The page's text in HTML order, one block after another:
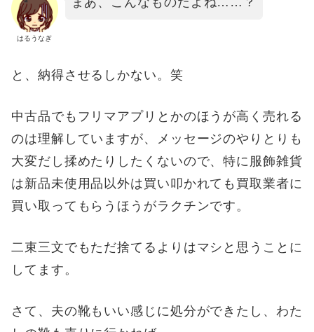
はるうなぎ
と、納得させるしかない。笑
中古品でもフリマアプリとかのほうが高く売れる
のは理解していますが、メッセージのやりとりも
大変だし揉めたりしたくないので、特に服飾雑貨
は新品未使用品以外は買い叩かれても買取業者に
買い取ってもらうほうがラクチンです。
二束三文でもただ捨てるよりはマシと思うことに
してます。
さて、夫の靴もいい感じに処分ができたし、わた